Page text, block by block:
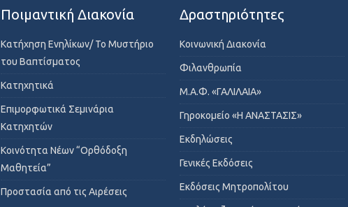
Ποιμαντική Διακονία
Κατήχηση Ενηλίκων/ Το Μυστήριο
του Βαπτίσματος
Κατηχητικά
Επιμορφωτικά Σεμινάρια
Κατηχητών
Κοινότητα Νέων “Ορθόδοξη
Μαθητεία”
Προστασία από τις Αιρέσεις
Δραστηριότητες
Κοινωνική Διακονία
Φιλανθρωπία
Μ.Α.Φ. «ΓΑΛΙΛΑΙΑ»
Γηροκομείο «Η ΑΝΑΣΤΑΣΙΣ»
Εκδηλώσεις
Γενικές Εκδόσεις
Εκδόσεις Μητροπολίτου